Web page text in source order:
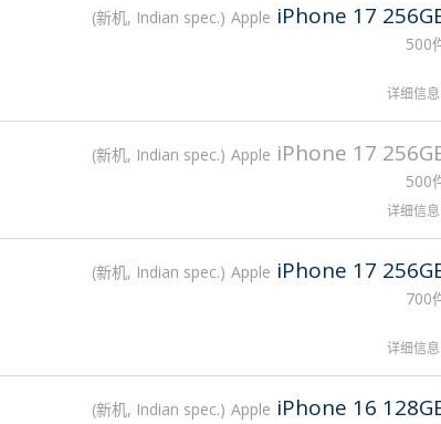
新机, Indian spec. Apple iPhone 17
500
详细信息
新机, Indian spec. Apple iPhone 17
500
详细信息
新机, Indian spec. Apple iPhone 17
700
详细信息
新机, Indian spec. Apple iPhone 16